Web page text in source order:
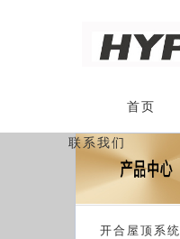
首页
联系我们
开合屋顶系统